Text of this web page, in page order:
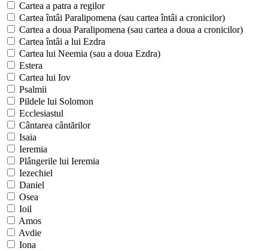
Cartea a patra a regilor
Cartea întâi Paralipomena (sau cartea întâi a cronicilor)
Cartea a doua Paralipomena (sau cartea a doua a cronicilor)
Cartea întâi a lui Ezdra
Cartea lui Neemia (sau a doua Ezdra)
Estera
Cartea lui Iov
Psalmii
Pildele lui Solomon
Ecclesiastul
Cântarea cântărilor
Isaia
Ieremia
Plângerile lui Ieremia
Iezechiel
Daniel
Osea
Ioil
Amos
Avdie
Iona